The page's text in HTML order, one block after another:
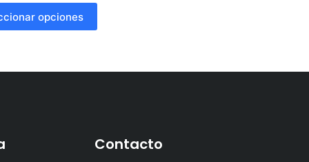
opciones
Contacto